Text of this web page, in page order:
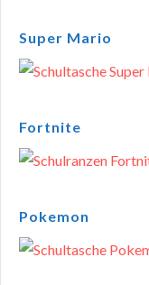
Super Mario
Fortnite
Pokemon